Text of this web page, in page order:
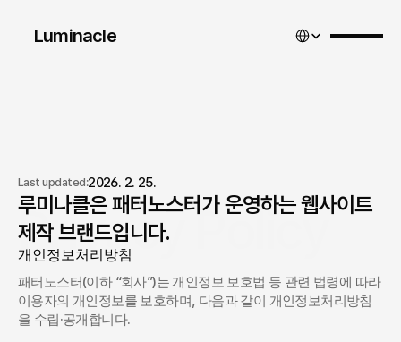
Luminacle
Privacy Policy
Last updated:2026. 2. 25.
루미나클은 패터노스터가 운영하는 웹사이트
제작 브랜드입니다.
개인정보처리방침
패터노스터(이하 “회사”)는 개인정보 보호법 등 관련 법령에 따라
이용자의 개인정보를 보호하며, 다음과 같이 개인정보처리방침
을 수립·공개합니다.